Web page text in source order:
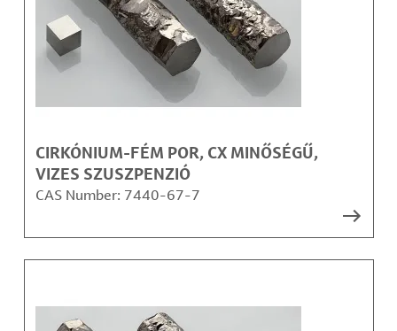
CIRKÓNIUM-FÉM POR, CX MINŐSÉGŰ,
VIZES SZUSZPENZIÓ
CAS Number: 7440-67-7